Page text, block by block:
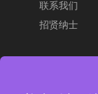
联系我们
招贤纳士